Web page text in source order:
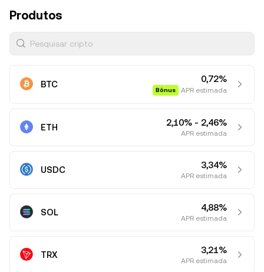
Produtos
Pesquisar cripto
BTC
0,72%
Bônus APR estimada
ETH 2,10% - 2,46%
APR estimada
USDC 3,34%
APR estimada
SOL 4,88%
APR estimada
TRX 3,21%
APR estimada